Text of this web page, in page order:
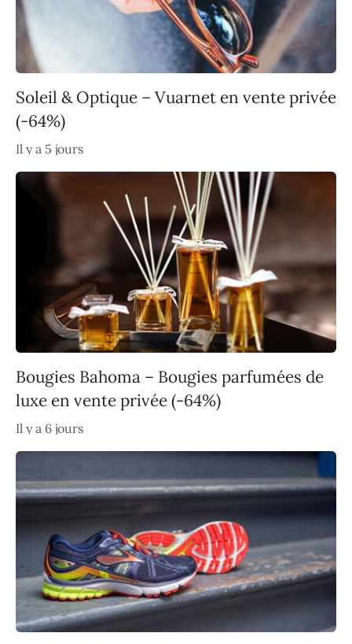
Soleil & Optique – Vuarnet en vente privée
(-64%)
Il y a 5 jours
Bougies Bahoma – Bougies parfumées de
luxe en vente privée (-64%)
Il y a 6 jours